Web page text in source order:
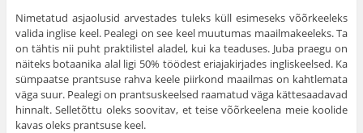
Nimetatud asjaolusid arvestades tuleks küll esimeseks võõrkeeleks
valida inglise keel. Pealegi on see keel muutumas maailmakeeleks. Ta
on tähtis nii puht praktilistel aladel, kui ka teaduses. Juba praegu on
näiteks botaanika alal ligi 50% töödest eriajakirjades ingliskeelsed. Ka
sümpaatse prantsuse rahva keele piirkond maailmas on kahtlemata
väga suur. Pealegi on prantsus­keelsed raamatud väga kättesaadavad
hinnalt. Selletõttu oleks soovitav, et teise võõrkeelena meie koolide
kavas oleks prantsuse keel.